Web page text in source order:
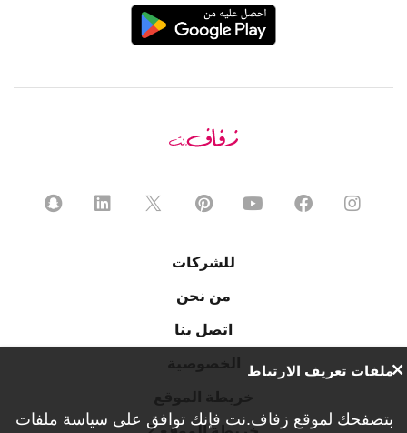
للشركات
من نحن
اتصل بنا
ملفات تعريف الارتباط
بتصفحك لموقع زفاف.نت فإنك توافق على سياسة ملفات